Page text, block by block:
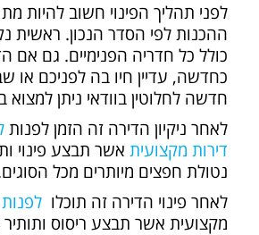
לפני תהליך הפינוי חשוב להיות
ההכנות לפי הסדר הנכון. ראשית
כולל כל חדריה הפנימיים. גם אם
כחדשה, עדיין חיו בה לפניכם או
חדשה לחלוטין בוודאי ניתן
לאחר ניקיון הדירה זה הזמן לפנות
דירות מקצועית אשר תבצע פינוי
נטולת חפצים מיותרים מכל
לאחר פינוי הדירה זה תוכלו
מקצועית אשר תבצע ריסוס